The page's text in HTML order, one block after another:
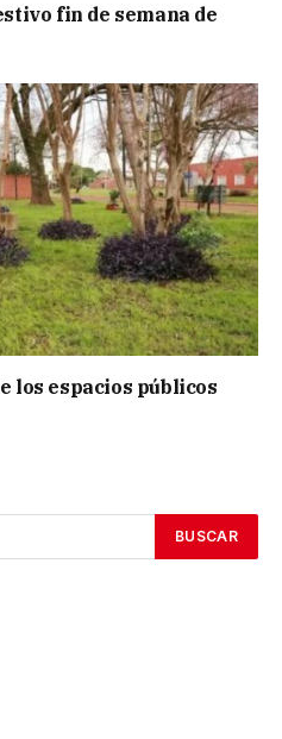
fin de semana de
los espacios públicos